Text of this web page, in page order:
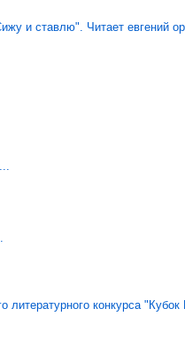
и ставлю". Читает евгений
конкурса "Кубок